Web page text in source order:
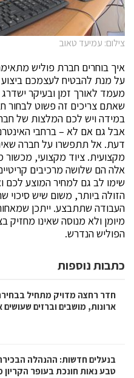
צילום: עמיעד טאוב
איך בוחרים חברת פוליש
על מנת להבטיח לעצמכם ביצוע
מעמד לאורך זמן ובעיקר
שאתם צריכים זה פשוט לבחור
במידה ויש לכם המלצות של
אבל גם אם לא – ברחבי
דעת. אל תתפשרו על חברה
מקצועית. ציוד מקצועי, מכשור
אלה הם שלושה מרכיבים
שימו לב גם למחיר המוצע לכם
הזולה ביותר, משום שיש סיכוי
העבודה שתתבצע. ייתכן
מיומן ולא מנוסה שאינו
הפוליש הנדרש.
כתבות נוספות
חדר רחצה מדויק מתחיל
ארונות, מושבים וברזים
בנעלים חדשות: ההנהלה
טבע נאות חונכת בעופר